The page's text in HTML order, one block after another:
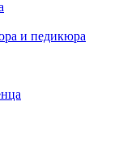
и педикюра